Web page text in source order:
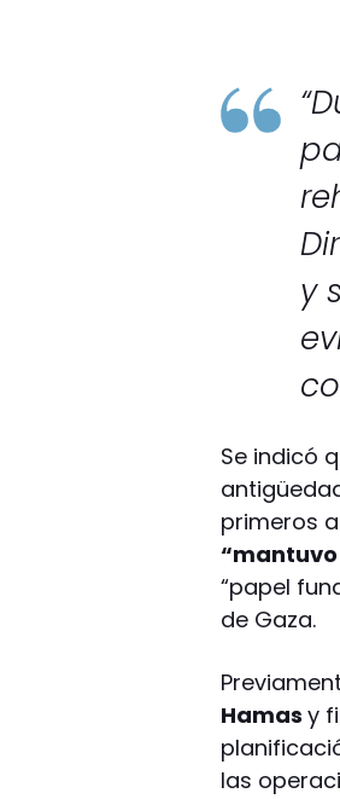
y
Se indicó
primeros
“papel
de Gaza.
Hamasy
las